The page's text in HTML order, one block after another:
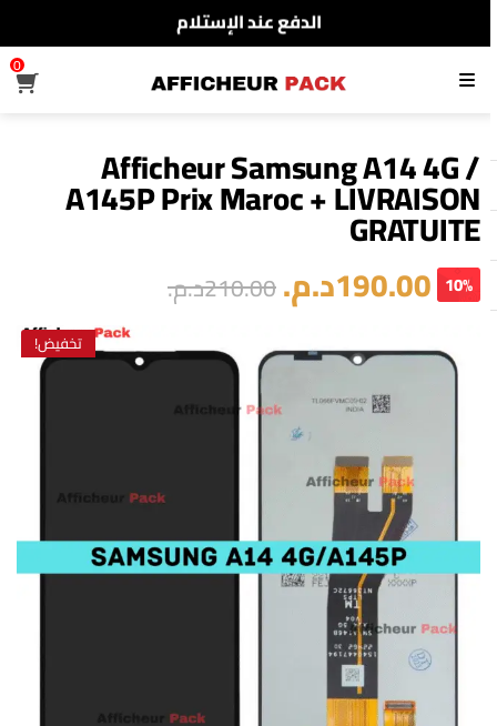
شحن مجاني لجميع أنحاء المغرب
القائمة
0
Afficheur Samsung A14 4G /
A145P Prix Maroc + LIVRAISON
GRATUITE
190.00د.م. 210.00د.م. 10%
تخفيض!